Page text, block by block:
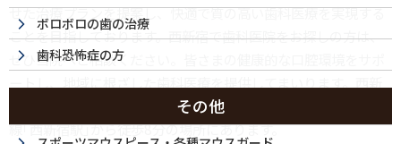
せた治療プランを提案し、快適で質の高い歯科医療を実現する
ことを目指しております。西新宿で歯科医院をお探しの方は、
ぜひ当院へご相談ください。皆さまの健康的な口腔環境をサポ
宿・都庁前エリアにある『ラ・トゥール新宿歯科』は、丸の内
線｢西新宿駅｣から徒歩8分の場所にあります。
ボロボロの歯の治療
歯科恐怖症の方
その他